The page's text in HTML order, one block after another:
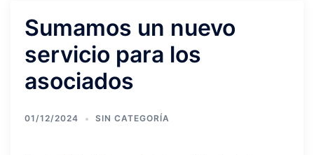
Sumamos un nuevo
servicio para los
asociados
01/12/2024 SIN CATEGORÍA